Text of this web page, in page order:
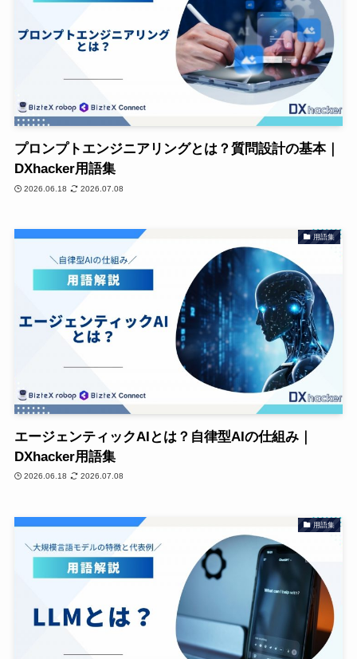
プロンプトエンジニアリングとは？質問設計の基本｜
DXhacker用語集
2026.06.18 2026.07.08
用語集
エージェンティックAIとは？自律型AIの仕組み｜
DXhacker用語集
2026.06.18 2026.07.08
用語集